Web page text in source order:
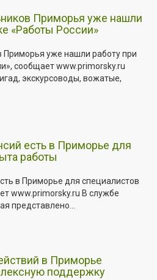
Приморья уже нашли
«Работы России»
Приморья уже нашли работу при
сообщает www.primorsky.ru
экскурсоводы, вожатые,
есть в Приморье для
работы
в Приморье для специалистов
www.primorsky.ru В службе
представлено...
в Приморье
поддержку